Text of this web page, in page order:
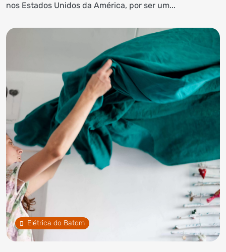
nos Estados Unidos da América, por ser um...
Elétrica do Batom